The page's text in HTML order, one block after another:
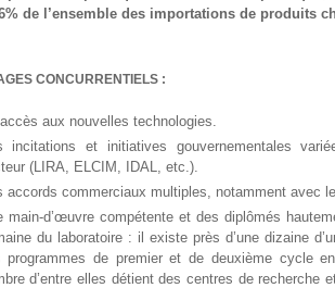
de l’ensemble des importations de produits
CONCURRENTIELS :
aux nouvelles technologies.
incitations et initiatives gouvernementales
(LIRA, ELCIM, IDAL, etc.).
accords commerciaux multiples, notamment avec
main-d’œuvre compétente et des diplômés
du laboratoire : il existe près d’une dizaine
programmes de premier et de deuxième cycle
d’entre elles détient des centres de recherche